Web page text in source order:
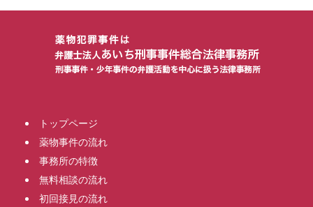
トップページ
薬物事件の流れ
事務所の特徴
無料相談の流れ
初回接見の流れ